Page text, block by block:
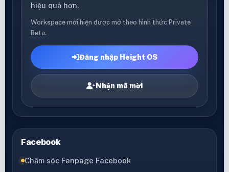
hiệu quả hơn.
Workspace mới hiện được mở theo hình thức Private
Beta.
Đăng nhập Height OS
Nhận mã mời
Facebook
Chăm sóc Fanpage Facebook